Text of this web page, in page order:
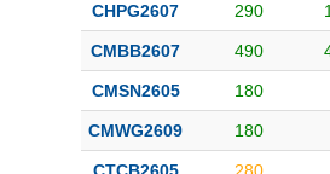
CHPG2607 290
CMBB2607 490
CMSN2605 180
CMWG2609 180